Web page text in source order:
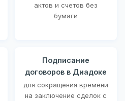
актов и счетов без
бумаги
Подписание
договоров в Диадоке
для сокращения времени
на заключение сделок с